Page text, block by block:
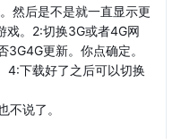
然后是不是就一直显示更
戏。2:切换3G或者4G网
更新。你点确定。
4:下载好了之后可以切换
不说了。